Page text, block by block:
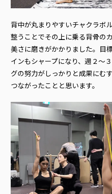
背中が丸まりやすいチャクラボ
整うことでその上に乗る背骨の
美さに磨きがかかりました。目
インもシャープになり、週２～
グの努力がしっかりと成果にむ
つながったことと思います。